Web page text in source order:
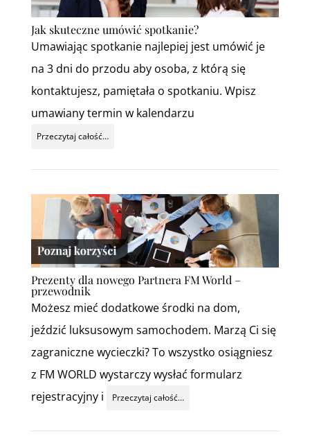
Jak skuteczne umówić spotkanie?
Umawiając spotkanie najlepiej jest umówić je
na 3 dni do przodu aby osoba, z którą się
kontaktujesz, pamiętała o spotkaniu. Wpisz
umawiany termin w kalendarzu
Przeczytaj całość…
Prezenty dla nowego Partnera FM World –
przewodnik
Możesz mieć dodatkowe środki na dom,
jeździć luksusowym samochodem. Marzą Ci się
zagraniczne wycieczki? To wszystko osiągniesz
z FM WORLD wystarczy wysłać formularz
rejestracyjny i
Przeczytaj całość…